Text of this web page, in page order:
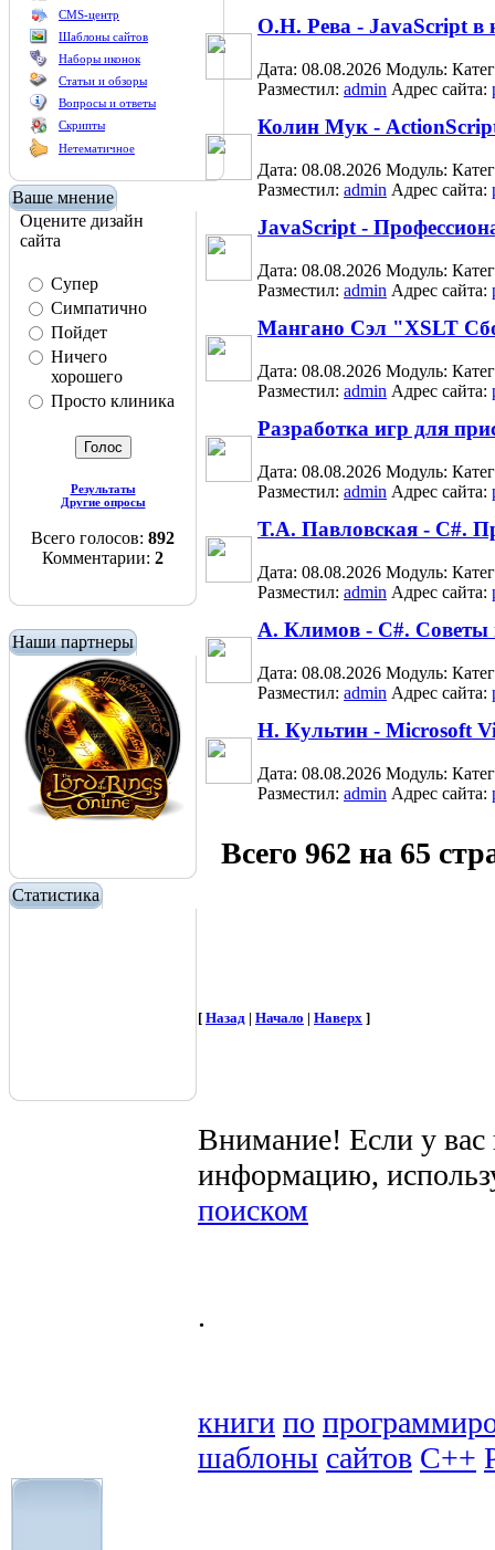
CMS-центр
Шаблоны сайтов
Наборы иконок
Статьи и обзоры
Вопросы и ответы
Скрипты
Нетематичное
Ваше мнение
Оцените дизайн
сайта
Супер
Симпатично
Пойдет
Ничего
хорошего
Просто клиника
Результаты
Другие опросы
Всего голосов: 892
Комментарии: 2
Наши партнеры
Статистика
О.Н. Рева - JavaScript в
Дата: 08.08.2026 Модуль:
Разместил: admin Адрес сайта:
Колин Мук -
Дата: 08.08.2026 Модуль:
Разместил: admin Адрес сайта:
JavaScript -
Дата: 08.08.2026 Модуль:
Разместил: admin Адрес сайта:
Мангано Сэл "XSLT
Дата: 08.08.2026 Модуль:
Разместил: admin Адрес сайта:
Разработка игр для
Дата: 08.08.2026 Модуль:
Разместил: admin Адрес сайта:
Т.А. Павловская - C#.
Дата: 08.08.2026 Модуль:
Разместил: admin Адрес сайта:
А. Климов - C#. Советы
Дата: 08.08.2026 Модуль:
Разместил: admin Адрес сайта:
Н. Культин - Microsoft
Дата: 08.08.2026 Модуль:
Разместил: admin Адрес сайта:
Всего 962 на 65
[ Назад | Начало | Наверх ]
Внимание! Если у
информацию,
поиском
.
книги по
шаблоны сайтов C++